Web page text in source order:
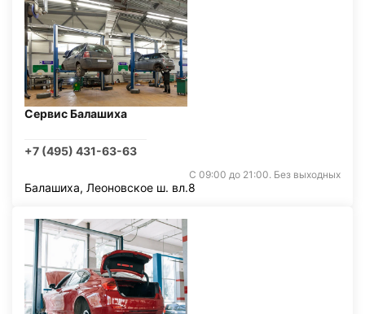
Сервис Балашиха
+7 (495) 431-63-63
С 09:00 до 21:00. Без выходных
Балашиха, Леоновское ш. вл.8